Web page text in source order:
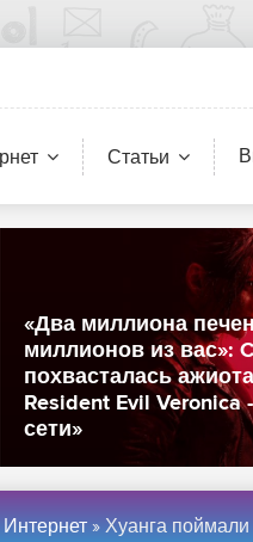
Статьи
«Два миллиона
миллионов из вас»:
похвасталась
Resident Evil Veronica
сети»
» Хуанга поймали на лжи: GeForce RTX 5070